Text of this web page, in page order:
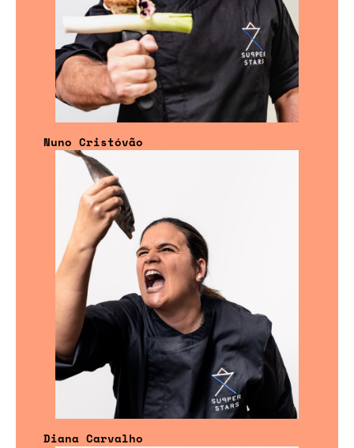
Nuno Cristóvão
Diana Carvalho